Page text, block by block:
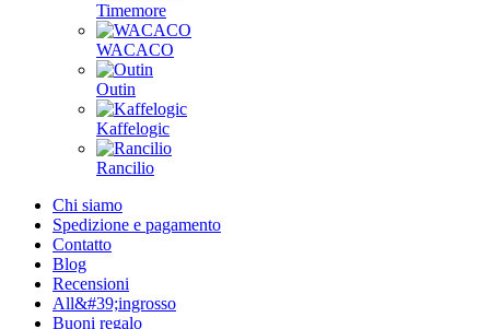
Timemore
WACACO
Outin
Kaffelogic
Rancilio
Chi siamo
Spedizione e pagamento
Contatto
Blog
Recensioni
All&#39;ingrosso
Buoni regalo